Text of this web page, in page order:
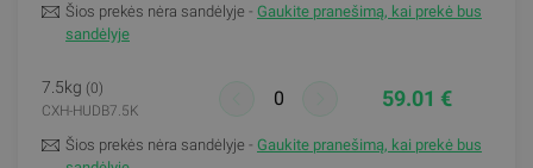
Šios prekės nėra sandėlyje - Gaukite pranešimą, kai prekė bus
sandėlyje
7.5kg (0)
CXH-HUDB7.5K
59.01 €
Šios prekės nėra sandėlyje - Gaukite pranešimą, kai prekė bus